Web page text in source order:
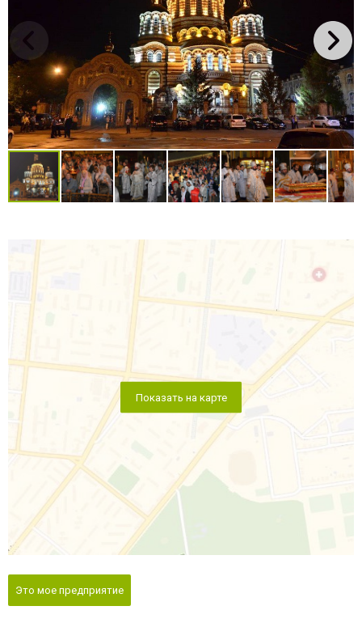
Показать на карте
Это мое предприятие